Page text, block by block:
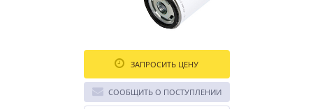
ЗАПРОСИТЬ ЦЕНУ
СООБЩИТЬ О ПОСТУПЛЕНИИ